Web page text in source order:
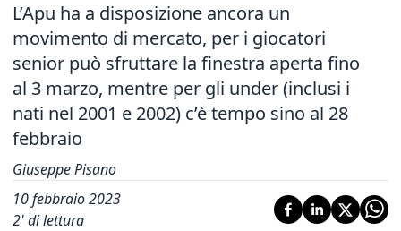
L’Apu ha a disposizione ancora un
movimento di mercato, per i giocatori
senior può sfruttare la finestra aperta fino
al 3 marzo, mentre per gli under (inclusi i
nati nel 2001 e 2002) c’è tempo sino al 28
febbraio
Giuseppe Pisano
10 febbraio 2023
2' di lettura